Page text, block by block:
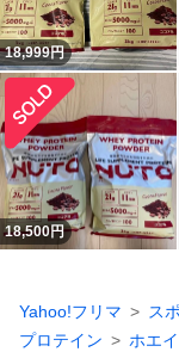
18,999円
18,500円
Yahoo!フリマ ス
プロテイン
ホエ